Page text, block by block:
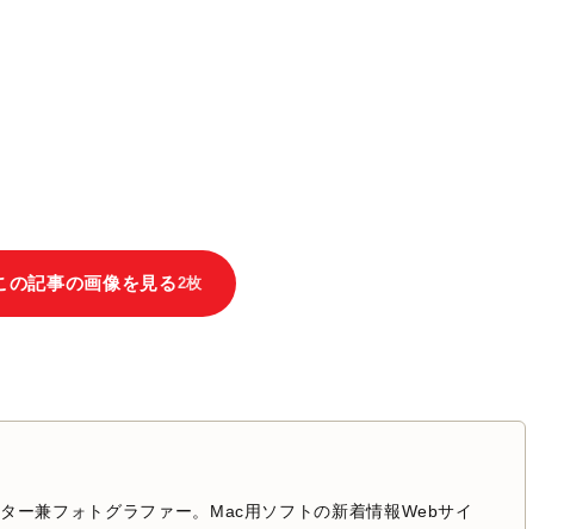
の記事の画像を見る2枚
ー兼フォトグラファー。Mac用ソフトの新着情報Webサイ